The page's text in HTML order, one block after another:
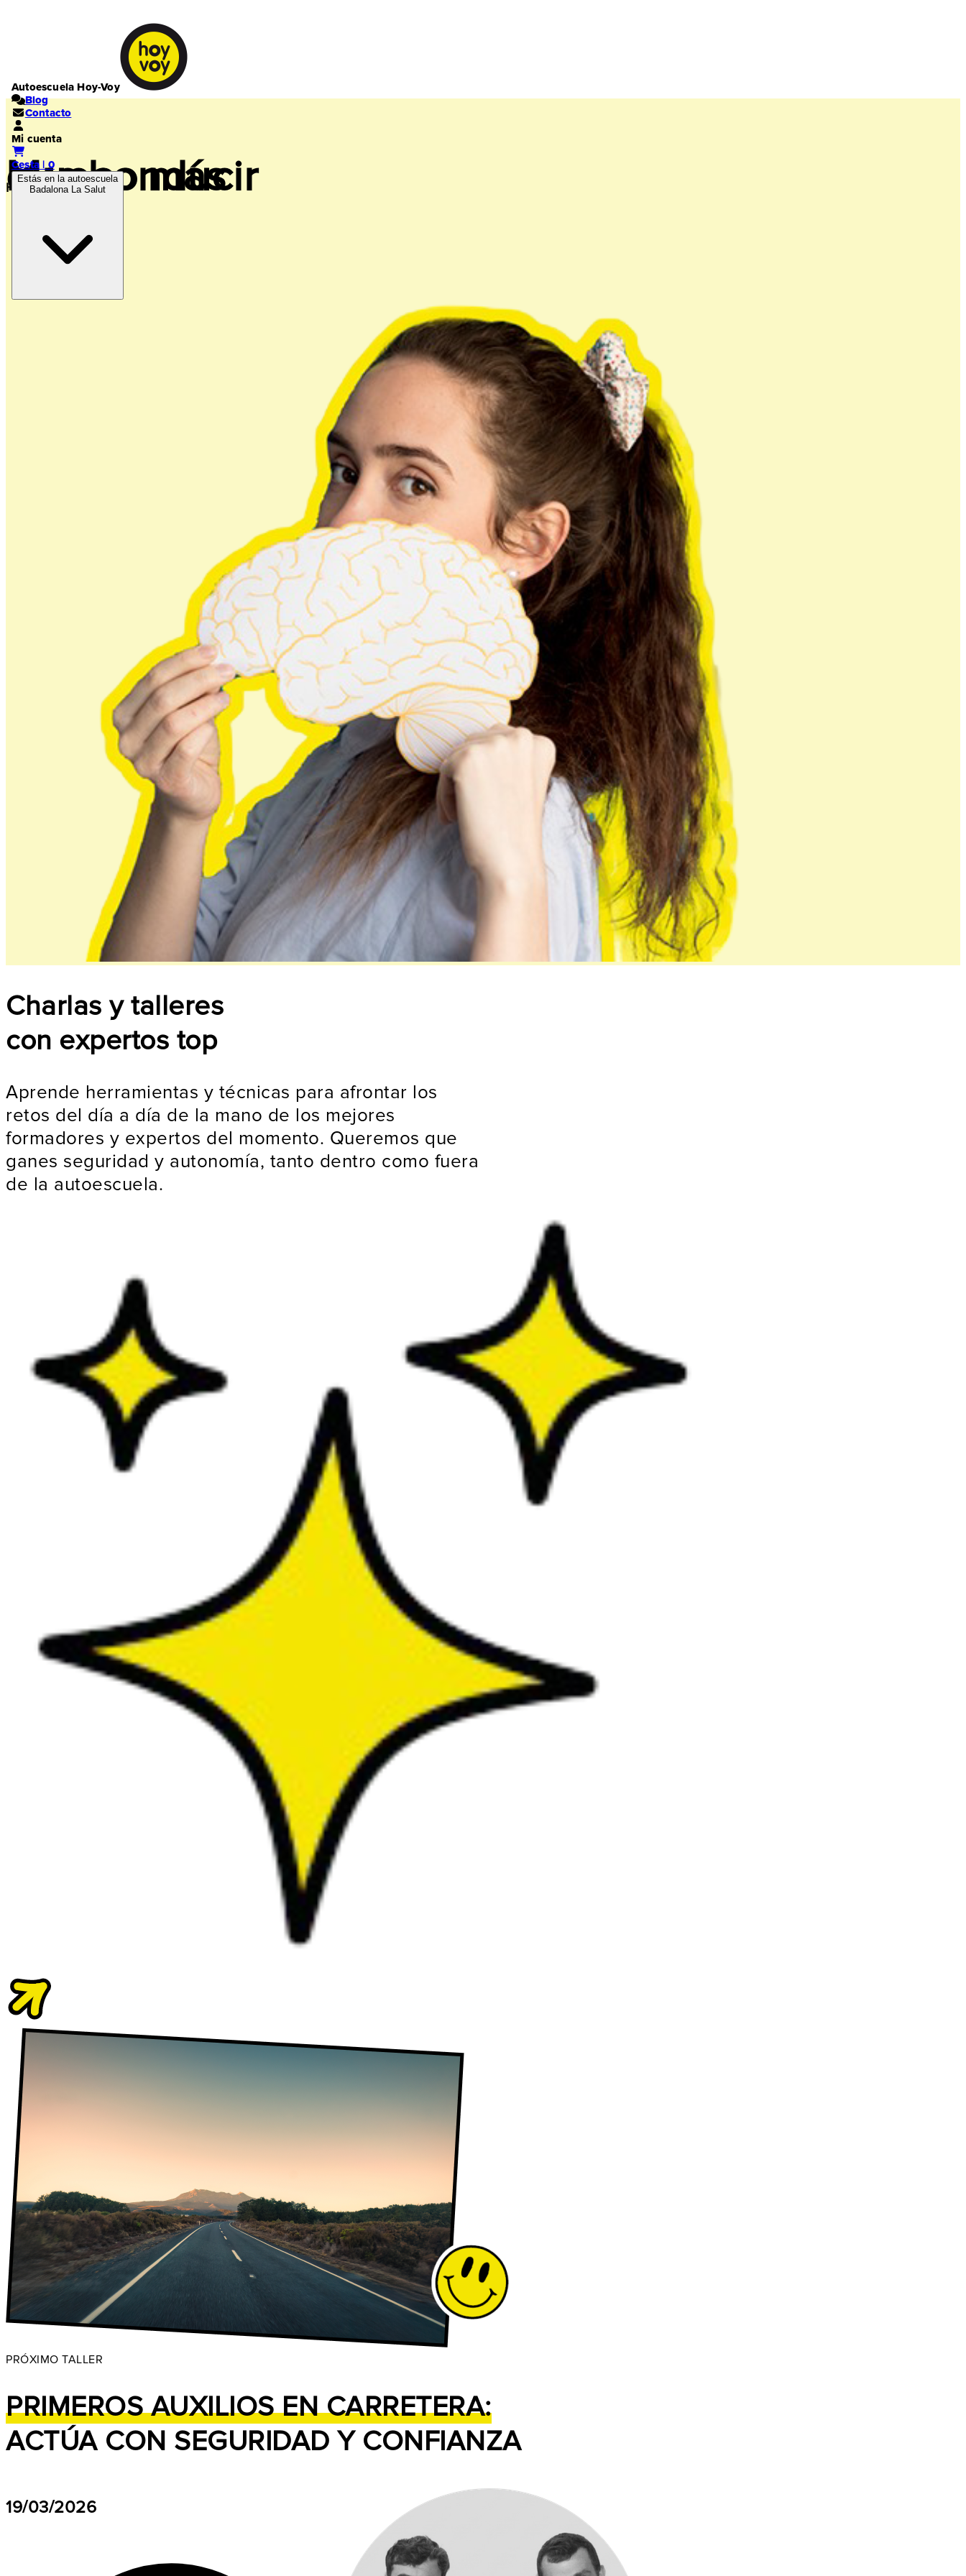
Autoescuela Hoy-Voy
Blog
Contacto
Mi cuenta
Cesta | 0
Estás en la autoescuela
Badalona La Salut
Mucho más
que conducir
Hoy-voy contigo
Charlas y talleres
con expertos top
Aprende herramientas y técnicas para afrontar los
retos del día a día de la mano de los mejores
formadores y expertos del momento. Queremos que
ganes seguridad y autonomía, tanto dentro como fuera
de la autoescuela.
PRÓXIMO TALLER
PRIMEROS AUXILIOS EN CARRETERA:
ACTÚA CON SEGURIDAD Y CONFIANZA
19/03/2026